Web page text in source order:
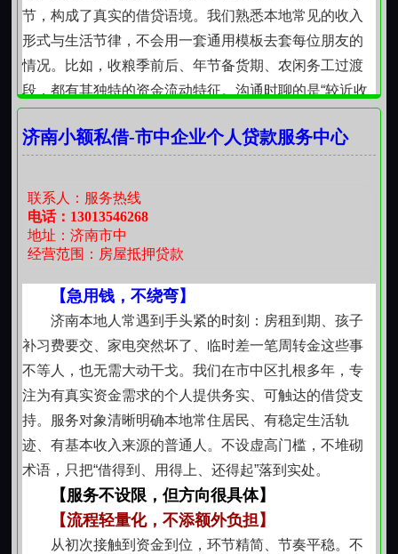
性评估自身偿还能力，避免将短期周转演变为长期负
担。所有服务设计，都指向一个朴素目标：帮助人在关
键时刻稳住脚步，继续向前。
节，构成了真实的借贷语境。我们熟悉本地常见的收入
形式与生活节律，不会用一套通用模板去套每位朋友的
情况。比如，收粮季前后、年节备货期、农闲务工过渡
段，都有其独特的资金流动特征。沟通时聊的是“较近收
款复述。
五千、八千、一万二数字不大，但对一个家庭来
说，可能就是一次及时就医、一次不耽误的开学、一次
没被退掉的订单。我们不因金额小而简化流程，也不因
周期短而模糊约定。每一笔款项的用途、使用时限、归
还方式，都在面对面交流中确认清楚；所有协商内容以
书面简要记录为准，不依赖口头承诺，也不留模糊空
间。
【短周期，重在自然衔接】
短期借用，核心是“短”字落到实处。通常支持30天至
90天内的灵活安排，不强行拉长、不隐形续期。到期前
会提前提醒，若确有临时变动，也可协商调整，前提是
双方坦诚沟通、提前知会。这不是一场单向索取，而是
一次基于信任的协作：您守约，我们守信；您用心经营
生活，我们用心守护这份托付。
【没有复杂条件，只有实在门槛】
济南小额私借-市中企业个人贷款服务中心
联系人：服务热线
电话：13013546268
地址：济南市中
经营范围：房屋抵押贷款
【急用钱，不绕弯】
济南本地人常遇到手头紧的时刻：房租到期、孩子
补习费要交、家电突然坏了、临时差一笔周转金这些事
不等人，也无需大动干戈。我们在市中区扎根多年，专
注为有真实资金需求的个人提供务实、可触达的借贷支
持。服务对象清晰明确本地常住居民、有稳定生活轨
迹、有基本收入来源的普通人。不设虚高门槛，不堆砌
术语，只把“借得到、用得上、还得起”落到实处。
【服务不设限，但方向很具体】
【流程轻量化，不添额外负担】
从初次接触到资金到位，环节精简、节奏平稳。不